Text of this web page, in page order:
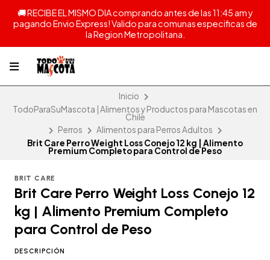
🚚 RECIBE EL MISMO DIA comprando antes de las 11:45 am y
pagando Envio Express! Valido para comunas especificas de
la Region Metropolitana.
Inicio
TodoParaSuMascota | Alimentos y Productos para Mascotas en
Chile
Perros
Alimentos para Perros Adultos
Brit Care Perro Weight Loss Conejo 12 kg | Alimento
Premium Completo para Control de Peso
BRIT CARE
Brit Care Perro Weight Loss Conejo 12
kg | Alimento Premium Completo
para Control de Peso
DESCRIPCIÓN